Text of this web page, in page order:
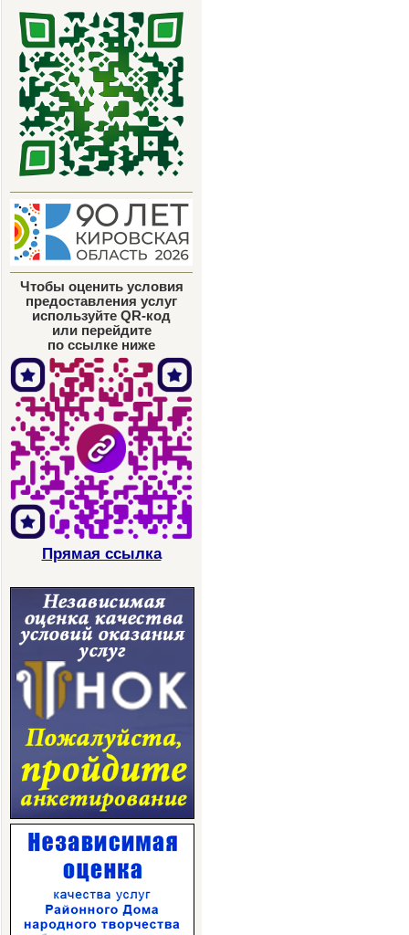
Чтобы оценить условия
предоставления услуг
используйте QR-код
или перейдите
по ссылке ниже
Прямая ссылка